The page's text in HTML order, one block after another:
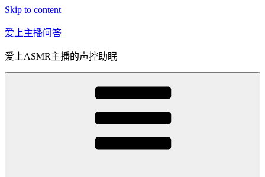
Skip to content
爱上主播问答
爱上ASMR主播的声控助眠